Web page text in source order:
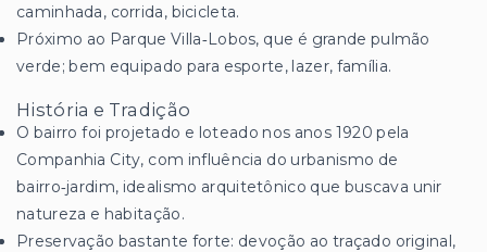
caminhada, corrida, bicicleta.
Próximo ao Parque Villa‑Lobos, que é grande pulmão
verde; bem equipado para esporte, lazer, família.
História e Tradição
O bairro foi projetado e loteado nos anos 1920 pela
Companhia City, com influência do urbanismo de
bairro‑jardim, idealismo arquitetônico que buscava unir
natureza e habitação.
Preservação bastante forte: devoção ao traçado original,